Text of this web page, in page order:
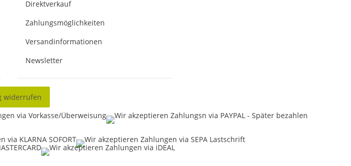
Direktverkauf
Zahlungsmöglichkeiten
Versandinformationen
Newsletter
widerrufen